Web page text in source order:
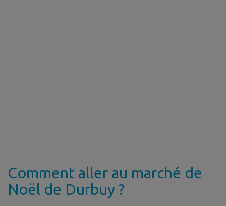
Comment aller au marché de
Noël de Durbuy ?